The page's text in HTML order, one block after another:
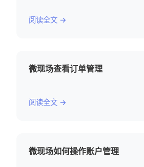
阅读全文 →
微现场查看订单管理
阅读全文 →
微现场如何操作账户管理